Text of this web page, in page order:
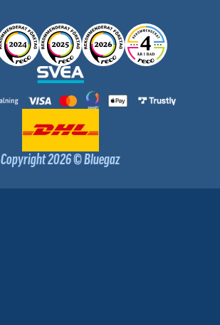
Copyright 2026 © Bluegaz